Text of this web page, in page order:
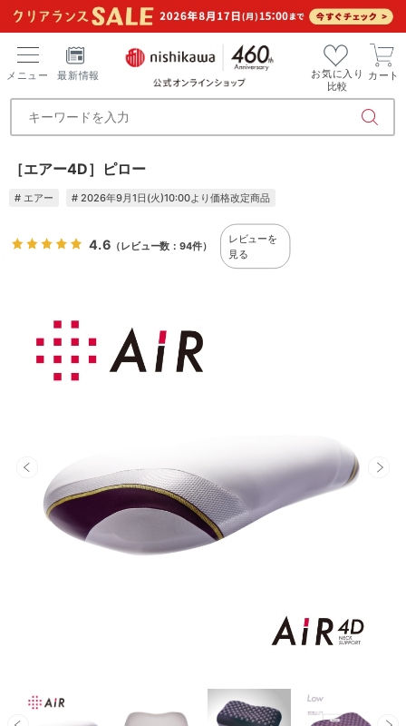
メニュー 最新情報
お気に入り
比較
カート
［エアー4D］ピロー
# エアー # 2026年9月1日(火)10:00より価格改定商品
4.6 （レビュー数：94件）
レビューを
見る